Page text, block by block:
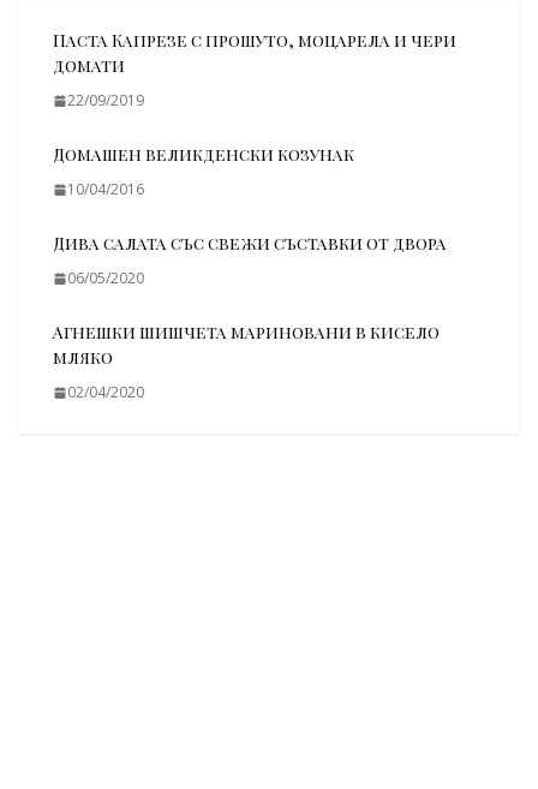
Паста Капрезе с прошуто, моцарела и чери
домати
22/09/2019
Домашен великденски козунак
10/04/2016
Дива салата със свежи съставки от двора
06/05/2020
Агнешки шишчета мариновани в кисело
мляко
02/04/2020